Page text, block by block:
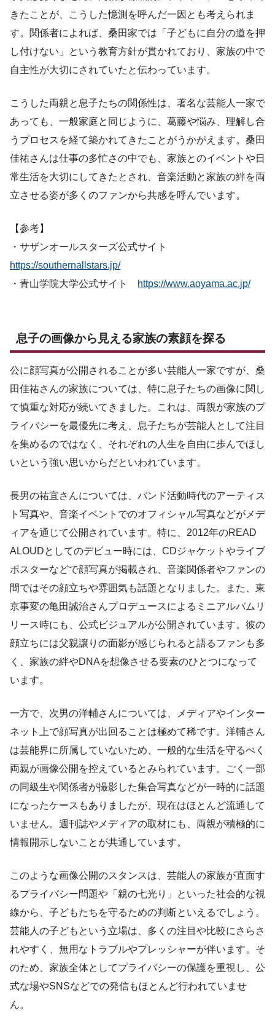
きたことが、こうした憶測を呼んだ一因とも考えられま
す。関係者によれば、桑田家では「子どもに自分の道を押
し付けない」という教育方針が貫かれており、家族の中で
自主性が大切にされていたと伝わっています。
こうした両親と息子たちの関係性は、著名な芸能人一家で
あっても、一般家庭と同じように、葛藤や悩み、理解し合
うプロセスを経て築かれてきたことがうかがえます。桑田
佳祐さんは仕事の多忙さの中でも、家族とのイベントや日
常生活を大切にしてきたとされ、音楽活動と家族の絆を両
立させる姿が多くのファンから共感を呼んでいます。
【参考】
・サザンオールスターズ公式サイト
https://southernallstars.jp/
・青山学院大学公式サイト
https://www.aoyama.ac.jp/
息子の画像から見える家族の素顔を探る
公に顔写真が公開されることが多い芸能人一家ですが、桑
田佳祐さんの家族については、特に息子たちの画像に関し
て慎重な対応が続いてきました。これは、両親が家族のプ
ライバシーを最優先に考え、息子たちが芸能人として注目
を集めるのではなく、それぞれの人生を自由に歩んでほし
いという強い思いからだといわれています。
長男の祐宜さんについては、バンド活動時代のアーティス
ト写真や、音楽イベントでのオフィシャル写真などがメデ
ィアを通じて公開されています。特に、2012年のREAD
ALOUDとしてのデビュー時には、CDジャケットやライブ
ポスターなどで顔写真が掲載され、音楽関係者やファンの
間ではその顔立ちや雰囲気も話題となりました。また、東
京事変の亀田誠治さんプロデュースによるミニアルバムリ
リース時にも、公式ビジュアルが公開されています。彼の
顔立ちには父親譲りの面影が感じられると語るファンも多
く、家族の絆やDNAを想像させる要素のひとつになって
います。
一方で、次男の洋輔さんについては、メディアやインター
ネット上で顔写真が出回ることは極めて稀です。洋輔さん
は芸能界に所属していないため、一般的な生活を守るべく
両親が画像公開を控えているとみられています。ごく一部
の同級生や関係者が撮影した集合写真などが一時的に話題
になったケースもありましたが、現在はほとんど流通して
いません。週刊誌やメディアの取材にも、両親が積極的に
情報開示しないことが共通しています。
このような画像公開のスタンスは、芸能人の家族が直面す
るプライバシー問題や「親の七光り」といった社会的な視
線から、子どもたちを守るための判断といえるでしょう。
芸能人の子どもという立場は、多くの注目や比較にさらさ
れやすく、無用なトラブルやプレッシャーが伴います。そ
のため、家族全体としてプライバシーの保護を重視し、公
式な場やSNSなどでの発信もほとんど行われていませ
ん。